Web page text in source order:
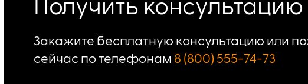
Получить консультацию
Закажите бесплатную консультацию или
сейчас по телефонам 8 (800) 555-74-73